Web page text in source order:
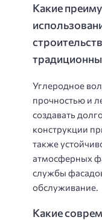
Какие
Углеродное
прочностью и
создавать
конструкции
также
атмосферных
службы
обслуживание.
Какие